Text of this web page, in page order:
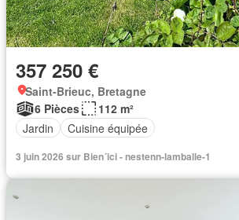
357 250 €
Saint-Brieuc, Bretagne
6 Pièces
112 m²
Jardin
Cuisine équipée
3 juin 2026 sur Bien´ici - nestenn-lamballe-1